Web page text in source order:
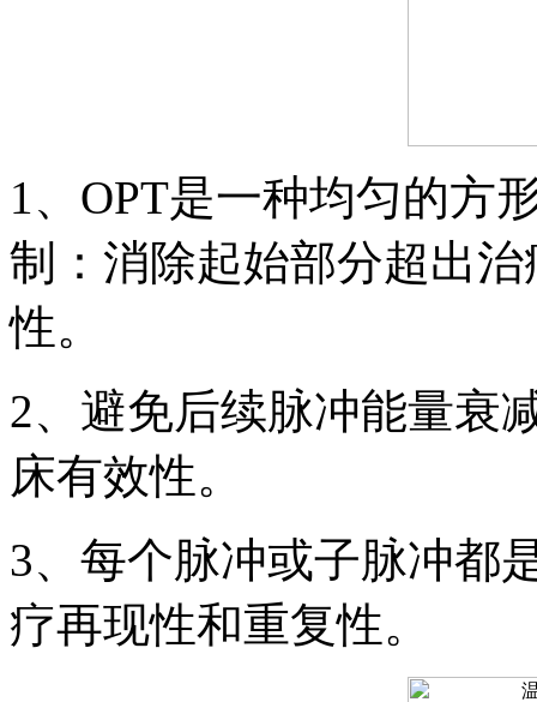
1、OPT是一种均匀的方
制：消除起始部分超出
性。
2、避免后续脉冲能量衰
床有效性。
3、每个脉冲或子脉冲都
疗再现性和重复性。